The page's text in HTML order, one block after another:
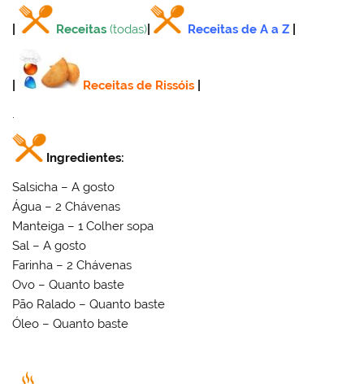
Receitas (todas) Receitas de A a Z
Receitas de Rissóis
.
Ingredientes:
Salsicha – A gosto
Água – 2 Chávenas
Manteiga – 1 Colher sopa
Sal – A gosto
Farinha – 2 Chávenas
Ovo – Quanto baste
Pão Ralado – Quanto baste
Óleo – Quanto baste